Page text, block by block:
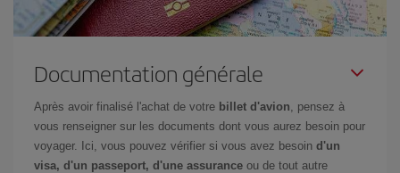
Documentation générale
Après avoir finalisé l'achat de votre billet d'avion, pensez à
vous renseigner sur les documents dont vous aurez besoin pour
voyager. Ici, vous pouvez vérifier si vous avez besoin d'un
visa, d'un passeport, d'une assurance ou de tout autre